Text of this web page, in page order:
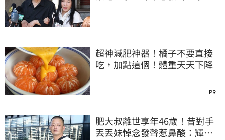
超神減肥神器！橘子不要直接
吃，加點這個！體重天天下降
PR
肥大叔離世享年46歲！昔對手
丟丟妹悼念發聲惹鼻酸：輝哥